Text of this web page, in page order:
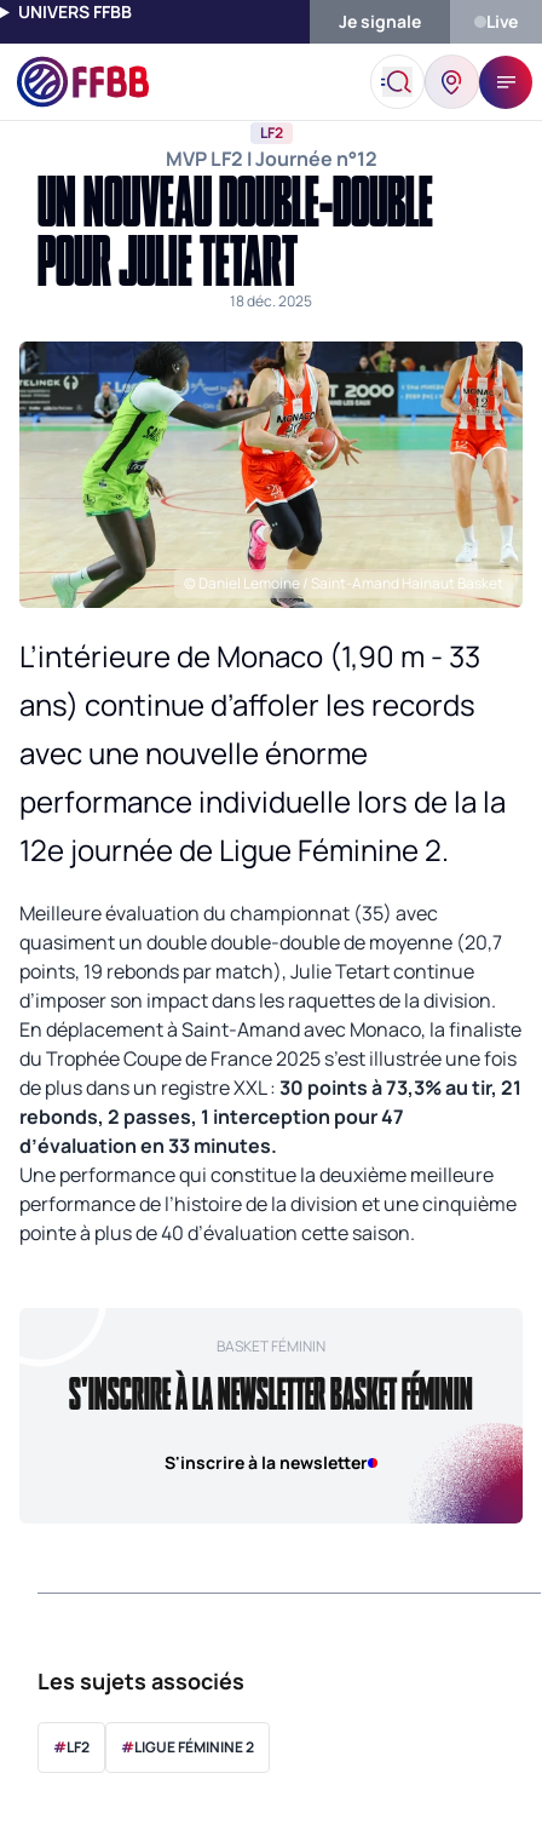
UNIVERS FFBB Je signale Live
Accueil Actualités Un Nouveau Double-Double Pour
LF2
MVP LF2 I Journée n°12
UN NOUVEAU DOUBLE-DOUBLE
POUR JULIE TETART
18 déc. 2025
© Daniel Lemoine / Saint-Amand Hainaut Basket
L’intérieure de Monaco (1,90 m - 33
ans) continue d’affoler les records
avec une nouvelle énorme
performance individuelle lors de la la
12e journée de Ligue Féminine 2.
Meilleure évaluation du championnat (35) avec
quasiment un double double-double de moyenne (20,7
points, 19 rebonds par match), Julie Tetart continue
d’imposer son impact dans les raquettes de la division.
En déplacement à Saint-Amand avec Monaco, la finaliste
du Trophée Coupe de France 2025 s’est illustrée une fois
de plus dans un registre XXL :30 points à 73,3% au tir, 21
rebonds, 2 passes, 1 interception pour 47
d’évaluation en 33 minutes.
Une performance qui constitue la deuxième meilleure
performance de l’histoire de la division et une cinquième
pointe à plus de 40 d’évaluation cette saison.
BASKET FÉMININ
S'INSCRIRE À LA NEWSLETTER BASKET FÉMININ
S'inscrire à la newsletter
Les sujets associés
#LF2 #LIGUE FÉMININE 2